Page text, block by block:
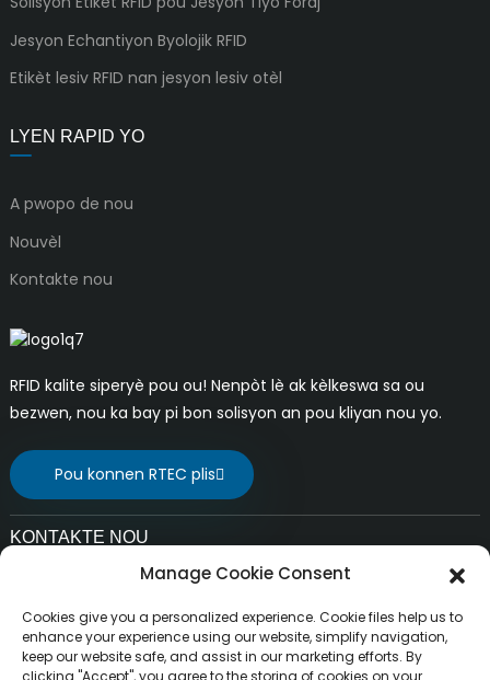
Jesyon Echantiyon Byolojik RFID
Etikèt lesiv RFID nan jesyon lesiv otèl
LYEN RAPID YO
A pwopo de nou
Nouvèl
Kontakte nou
RFID kalite siperyè pou ou! Nenpòt lè ak kèlkeswa sa ou
bezwen, nou ka bay pi bon solisyon an pou kliyan nou yo.
Pou konnen RTEC plis
KONTAKTE NOU
liuchang@rfrid.com
Adrès:
10yèm Bilding, Baz Inovasyon, Distri Inovasyon
Manage Cookie Consent
Cookies give you a personalized experience. Cookie files help us to
enhance your experience using our website, simplify navigation,
keep our website safe, and assist in our marketing efforts. By
clicking "Accept", you agree to the storing of cookies on your